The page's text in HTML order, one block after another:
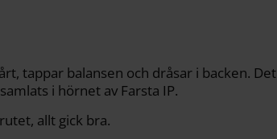
tappar balansen och dråsar i backen. Det
i hörnet av Farsta IP.
allt gick bra.